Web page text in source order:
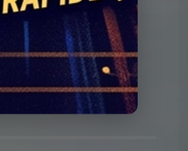
Graal V2 - 87 musique
Graal V2 - 86 série